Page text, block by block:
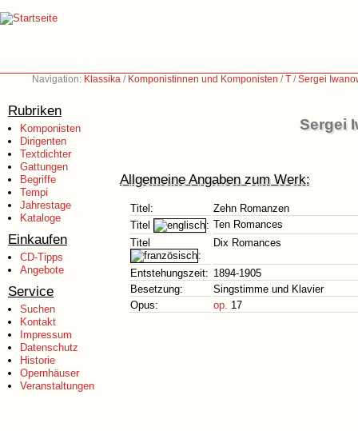
Navigation: Klassika / Komponistinnen und Komponisten /T /Sergei
Rubriken
Komponisten
Dirigenten
Textdichter
Gattungen
Begriffe
Tempi
Jahrestage
Kataloge
Einkaufen
CD-Tipps
Angebote
Service
Suchen
Kontakt
Impressum
Datenschutz
Historie
Opernhäuser
Veranstaltungen
Sergei
Allgemeine Angaben zum Werk:
Titel:
Zehn Romanzen
Titel
: Ten Romances
Titel
:
Dix Romances
Entstehungszeit: 1894-1905
Besetzung:
Singstimme und Klavier
Opus:
op. 17